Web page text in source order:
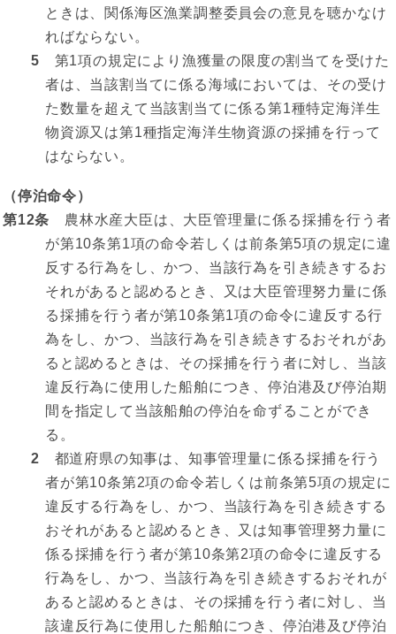
ときは、関係海区漁業調整委員会の意見を聴かなけ
ればならない。
5 第1項の規定により漁獲量の限度の割当てを受けた
者は、当該割当てに係る海域においては、その受け
た数量を超えて当該割当てに係る第1種特定海洋生
物資源又は第1種指定海洋生物資源の採捕を行って
はならない。
（停泊命令）
第12条 農林水産大臣は、大臣管理量に係る採捕を行う者
が第10条第1項の命令若しくは前条第5項の規定に違
反する行為をし、かつ、当該行為を引き続きするお
それがあると認めるとき、又は大臣管理努力量に係
る採捕を行う者が第10条第1項の命令に違反する行
為をし、かつ、当該行為を引き続きするおそれがあ
ると認めるときは、その採捕を行う者に対し、当該
違反行為に使用した船舶につき、停泊港及び停泊期
間を指定して当該船舶の停泊を命ずることができ
る。
2 都道府県の知事は、知事管理量に係る採捕を行う
者が第10条第2項の命令若しくは前条第5項の規定に
違反する行為をし、かつ、当該行為を引き続きする
おそれがあると認めるとき、又は知事管理努力量に
係る採捕を行う者が第10条第2項の命令に違反する
行為をし、かつ、当該行為を引き続きするおそれが
あると認めるときは、その採捕を行う者に対し、当
該違反行為に使用した船舶につき、停泊港及び停泊